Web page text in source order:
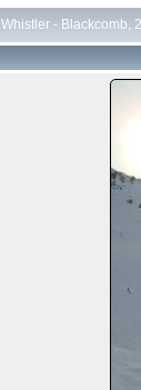
Whistler - Blackcomb,